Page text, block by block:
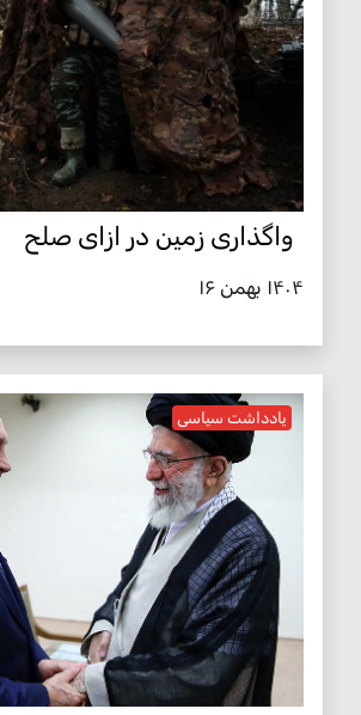
واگذاری زمین در ازای صلح
۱۴۰۴ بهمن ۱۶
یادداشت سیاسی